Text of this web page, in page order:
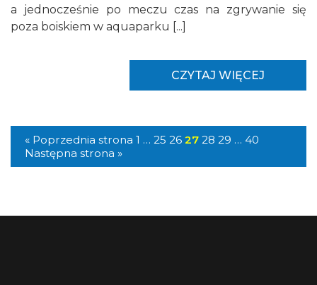
a jednocześnie po meczu czas na zgrywanie się
poza boiskiem w aquaparku [...]
CZYTAJ WIĘCEJ
« Poprzednia strona 1 … 25 26 27 28 29 … 40
Następna strona »
Rocznik 2010